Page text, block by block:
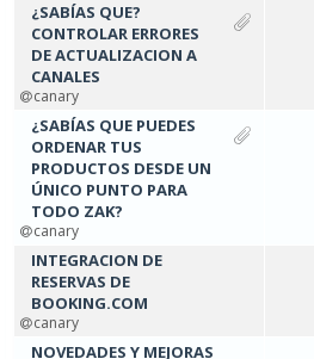
¿SABÍAS QUE?
CONTROLAR ERRORES
DE ACTUALIZACION A
CANALES
canary
¿SABÍAS QUE PUEDES
ORDENAR TUS
PRODUCTOS DESDE UN
ÚNICO PUNTO PARA
TODO ZAK?
canary
INTEGRACION DE
RESERVAS DE
BOOKING.COM
canary
NOVEDADES Y MEJORAS